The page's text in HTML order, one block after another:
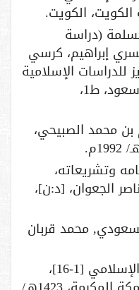
الكويت.
(دراسة
إبراهيم، كرسي
للدراسات الإسلامية
المعاصرة، جامعة الملك سعود، ط1،
بن محمد الصبيحي،
وتشريعاته،
الجعوان، [د:ن]،
محمد قربان
قرارات المجمع الفقهي الإسلامي [1-16]،